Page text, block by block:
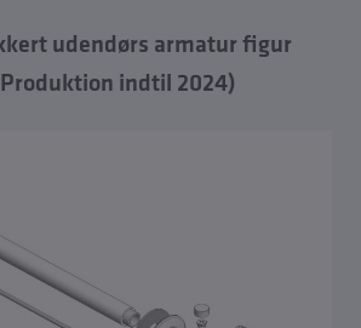
vægskabe
KHS
udendørs armatur figur
indtil 2024)